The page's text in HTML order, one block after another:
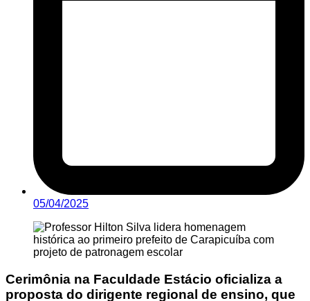
05/04/2025
Cerimônia na Faculdade Estácio oficializa a
proposta do dirigente regional de ensino, que